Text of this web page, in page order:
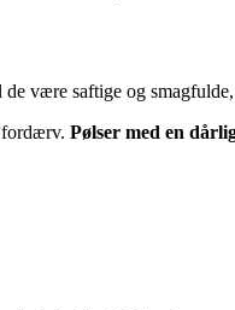
de være saftige og
fordærv. Pølser med en